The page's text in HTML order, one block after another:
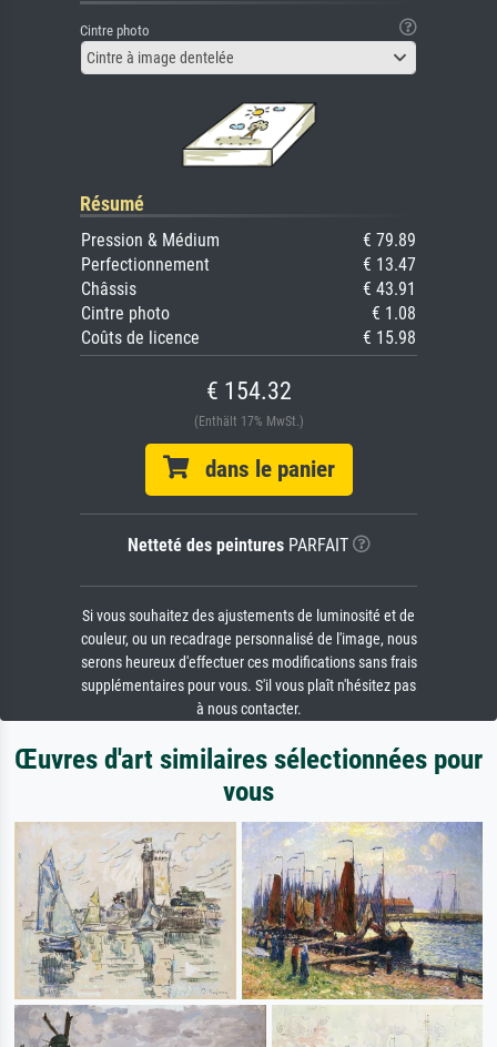
Cintre photo
Cintre à image dentelée
Résumé
Pression & Médium
€ 79.89
Perfectionnement
€ 13.47
Châssis
€ 43.91
Cintre photo
€ 1.08
Coûts de licence
€ 15.98
€ 154.32
(Enthält 17% MwSt.)
dans le panier
Netteté des peinturesPARFAIT
Si vous souhaitez des ajustements de luminosité et de
couleur, ou un recadrage personnalisé de l'image, nous
serons heureux d'effectuer ces modifications sans frais
supplémentaires pour vous. S'il vous plaît n'hésitez pas
à nous contacter.
Œuvres d'art similaires sélectionnées pour
vous